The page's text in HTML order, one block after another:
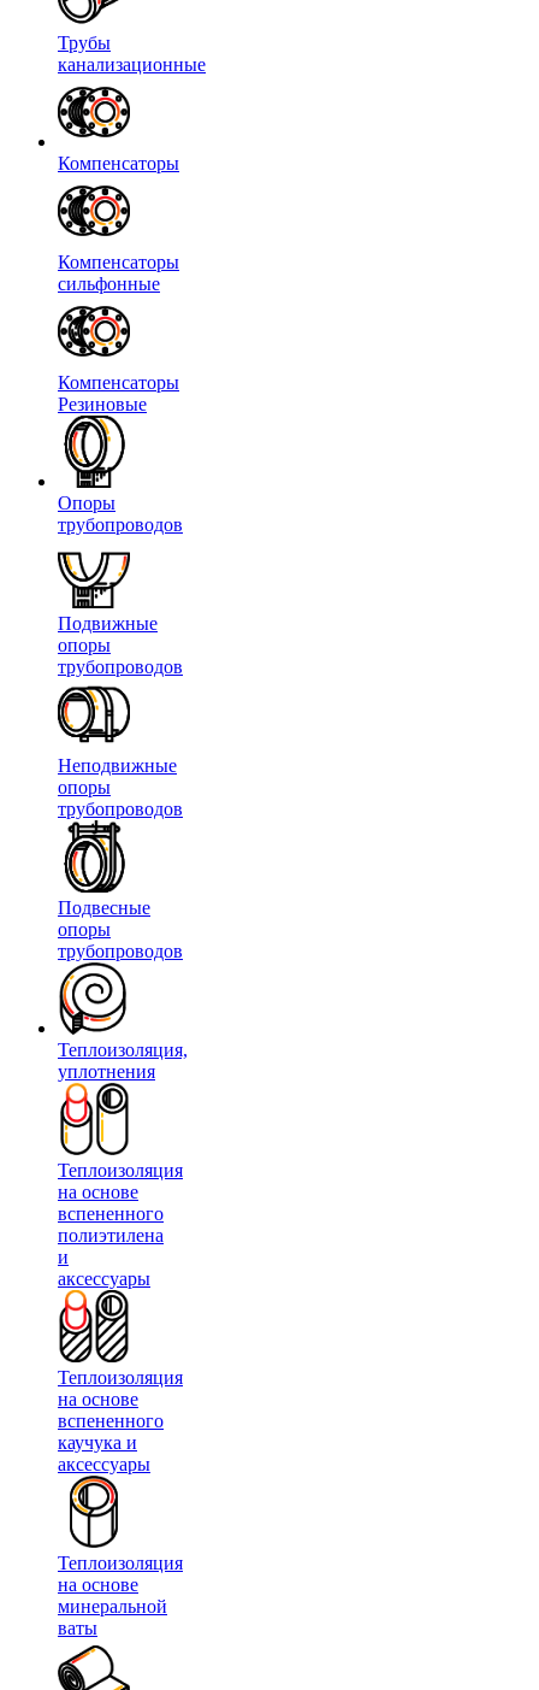
Трубы
канализационные
Компенсаторы
Компенсаторы
сильфонные
Компенсаторы
Резиновые
Опоры
трубопроводов
Подвижные
опоры
трубопроводов
Неподвижные
опоры
трубопроводов
Подвесные
опоры
трубопроводов
Теплоизоляция,
уплотнения
Теплоизоляция
на основе
вспененного
полиэтилена
и
аксессуары
Теплоизоляция
на основе
вспененного
каучука и
аксессуары
Теплоизоляция
на основе
минеральной
ваты